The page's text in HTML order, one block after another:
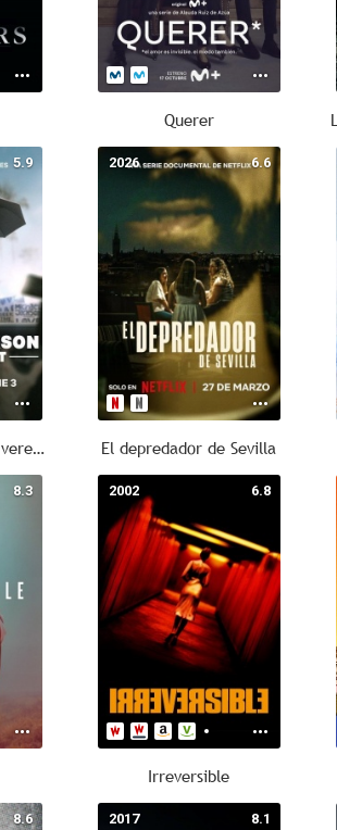
Querer
5.9
Michael Jackson: El veredicto
6.6
2026
El depredador de Sevilla
8.3 6.8
2002
Irreversible
8.6 8.1
2017